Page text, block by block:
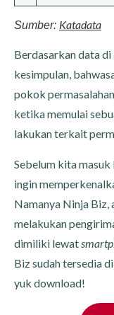
Sumber: Katadata
Berdasarkan data
kesimpulan,
pokok
ketika memulai
lakukan terkait
Sebelum kita masuk
ingin
Namanya Ninja Biz,
melakukan
dimiliki lewat
Biz sudah tersedia
yuk download!